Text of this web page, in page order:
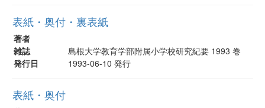
表紙・奥付・裏表紙
著者
雑誌
島根大学教育学部附属小学校研究紀要 1993 巻
発行日
1993-06-10 発行
表紙・奥付